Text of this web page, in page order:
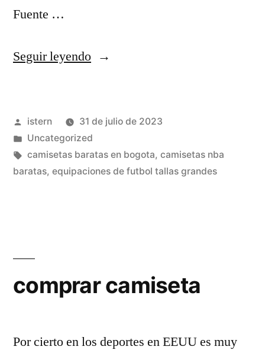
Fuente …
Seguir leyendo«sudaderas
futbol
baratas»
Publicado
por
istern
31 de julio de 2023
Publicado
en
Uncategorized
Etiquetas:
camisetas baratas en bogota, camisetas nba
baratas, equipaciones de futbol tallas grandes
comprar camiseta
Por cierto en los deportes en EEUU es muy